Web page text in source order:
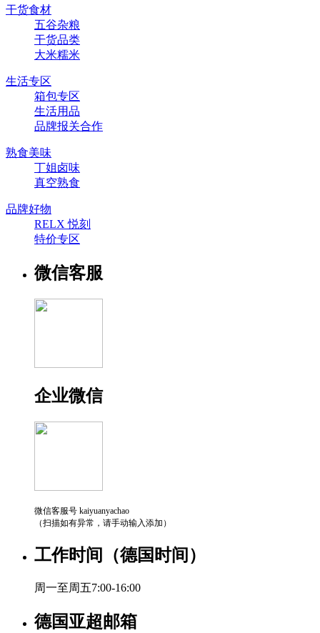
干货食材
五谷杂粮
干货品类
大米糯米
生活专区
箱包专区
生活用品
品牌报关合作
熟食美味
丁姐卤味
真空熟食
品牌好物
RELX 悦刻
特价专区
微信客服
企业微信
微信客服号 kaiyuanyachao
（扫描如有异常，请手动输入添加）
工作时间（德国时间）
周一至周五7:00-16:00
德国亚超邮箱